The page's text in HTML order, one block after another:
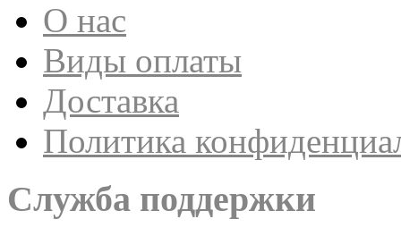
О нас
Виды оплаты
Доставка
Политика
Служба поддержки